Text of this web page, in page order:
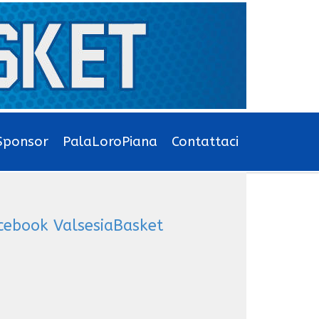
PalaLoroPiana Contattaci
ValsesiaBasket